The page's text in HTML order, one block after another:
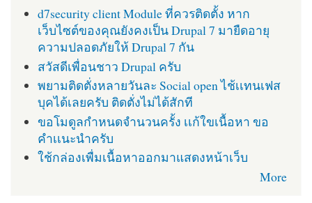
d7security client Module ที่ควรติดตั้ง หาก
เว็บไซต์ของคุณยังคงเป็น Drupal 7 มายืดอายุ
ความปลอดภัยให้ Drupal 7 กัน
สวัสดีเพื่อนชาว Drupal ครับ
พยามติดตั่งหลายวันละ Social open ไช้เเทนเฟส
บุคได้เลยครับ ติดตั่งไม่ได้สักที
ขอโมดูลกำหนดจำนวนครั้ง เเก้ใขเนื้อหา ขอ
คำเเนะนำครับ
ใช้กล่องเพื่มเนื้อหาออกมาแสดงหน้าเว็บ
More